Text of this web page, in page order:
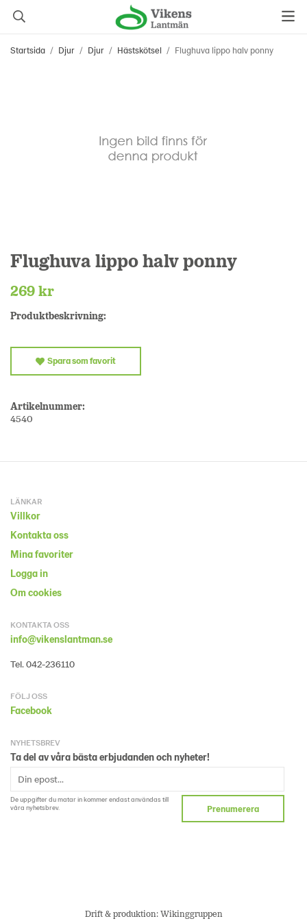
Startsida / Djur / Djur / Hästskötsel / Flughuva lippo halv ponny
Flughuva lippo halv ponny
269 kr
Produktbeskrivning:
Spara som favorit
Artikelnummer:
4540
LÄNKAR
Villkor
Kontakta oss
Mina favoriter
Logga in
Om cookies
KONTAKTA OSS
info@vikenslantman.se
Tel. 042-236110
FÖLJ OSS
Facebook
NYHETSBREV
Ta del av våra bästa erbjudanden och nyheter!
De uppgifter du matar in kommer endast användas till
våra nyhetsbrev.
Prenumerera
Drift & produktion:Wikinggruppen